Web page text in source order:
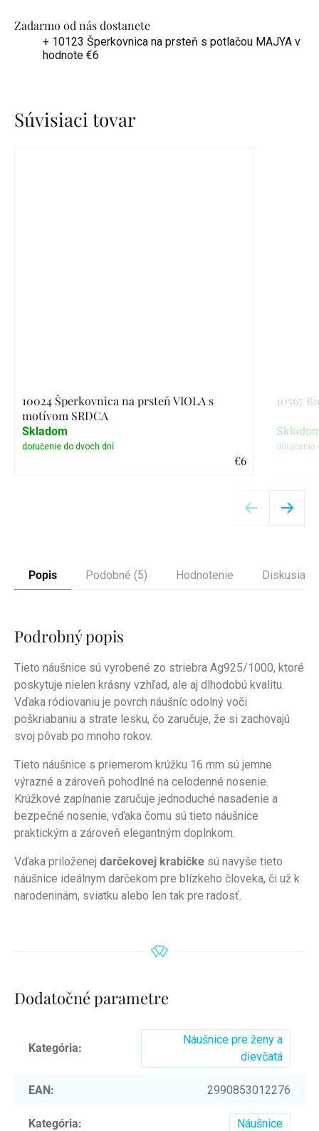
Zadarmo od nás dostanete
+ 10123 Šperkovnica na prsteň s potlačou MAJYA v
hodnote €6
Súvisiaci tovar
10024 Šperkovnica na prsteň VIOLA s
motívom SRDCA
€6
Skladom
10567
Popis Podobné (5) Hodnotenie Diskusia
Podrobný popis
Tieto náušnice sú vyrobené zo striebra Ag925/1000, ktoré
poskytuje nielen krásny vzhľad, ale aj dlhodobú kvalitu.
Vďaka ródiovaniu je povrch náušníc odolný voči
poškriabaniu a strate lesku, čo zaručuje, že si zachovajú
svoj pôvab po mnoho rokov.
Tieto náušnice s priemerom krúžku 16 mm sú jemne
výrazné a zároveň pohodlné na celodenné nosenie.
Krúžkové zapínanie zaručuje jednoduché nasadenie a
bezpečné nosenie, vďaka čomu sú tieto náušnice
praktickým a zároveň elegantným doplnkom.
Vďaka priloženej darčekovej krabičke sú navyše tieto
náušnice ideálnym darčekom pre blízkeho človeka, či už k
narodeninám, sviatku alebo len tak pre radosť.
Dodatočné parametre
Kategória:
Náušnice pre ženy a
dievčatá
EAN: 2990853012276
Kategória: Náušnice